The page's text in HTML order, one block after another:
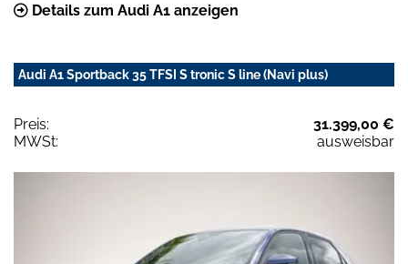
Details zum Audi A1 anzeigen
Audi A1 Sportback 35 TFSI S tronic S line (Navi plus)
Preis:
31.399,00 €
MWSt:
ausweisbar